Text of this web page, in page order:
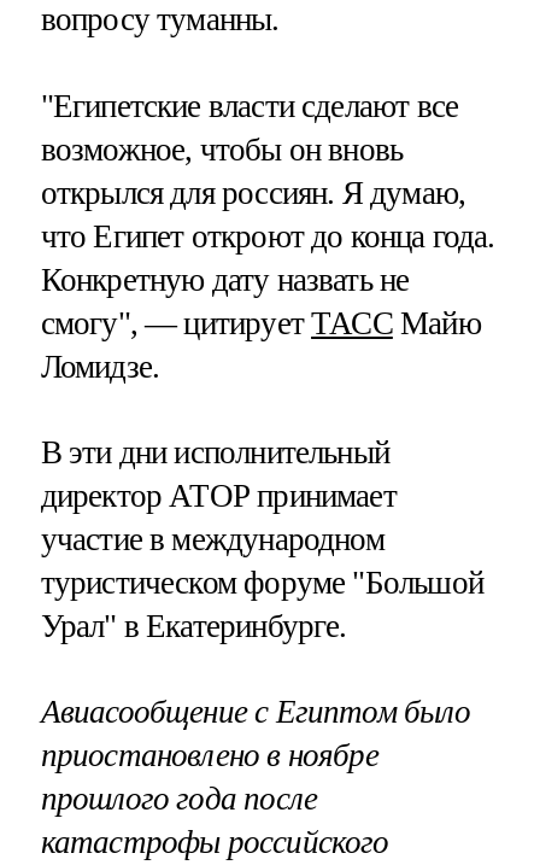
вопросу туманны.
"Египетские власти сделают все
возможное, чтобы он вновь
открылся для россиян. Я думаю,
что Египет откроют до конца года.
Конкретную дату назвать не
смогу", — цитируетТАССМайю
Ломидзе.
В эти дни исполнительный
директор АТОР принимает
участие в международном
туристическом форуме "Большой
Урал" в Екатеринбурге.
Авиасообщение с Египтом было
приостановлено в ноябре
прошлого года после
катастрофы российского